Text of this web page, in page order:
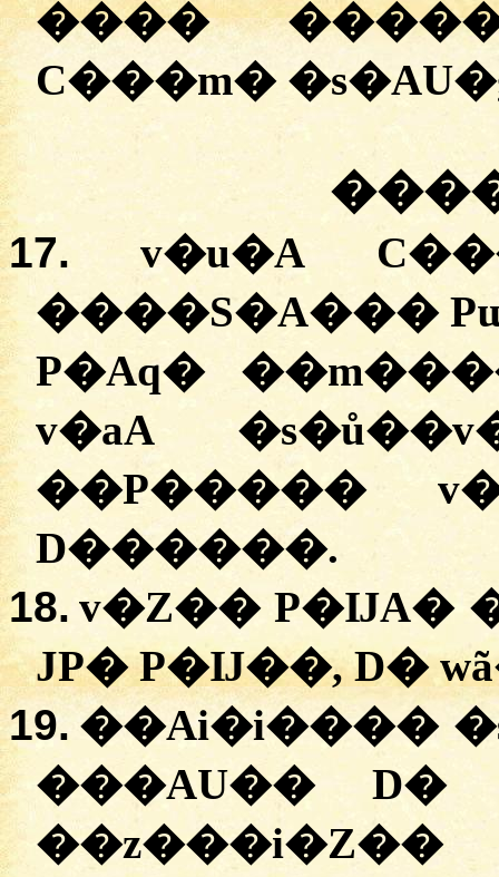
�����
C���m��
��
17. v�u�A
����S�A���
P�Aq��
v�aA�
��P�����
D������.
18. v�Z��P�ĲA�
JP� P�Ĳ��, D�
19. ��Ai�i�����
���AU�� D�
��z���i�Z��